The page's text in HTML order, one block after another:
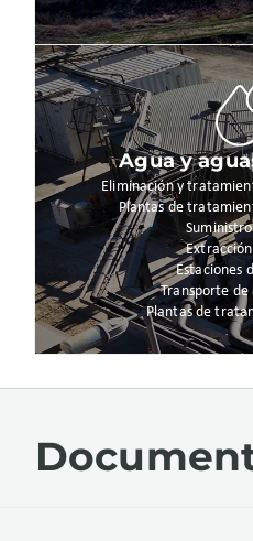
Agua y
Eliminación y
Plantas de
Estaciones
Transporte
Plantas de